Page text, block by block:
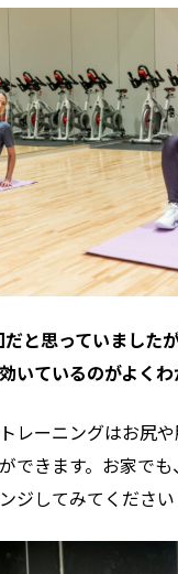
と思っていました
ているのがよくわ
レーニングはお尻
できます。お家で
ジしてみてください